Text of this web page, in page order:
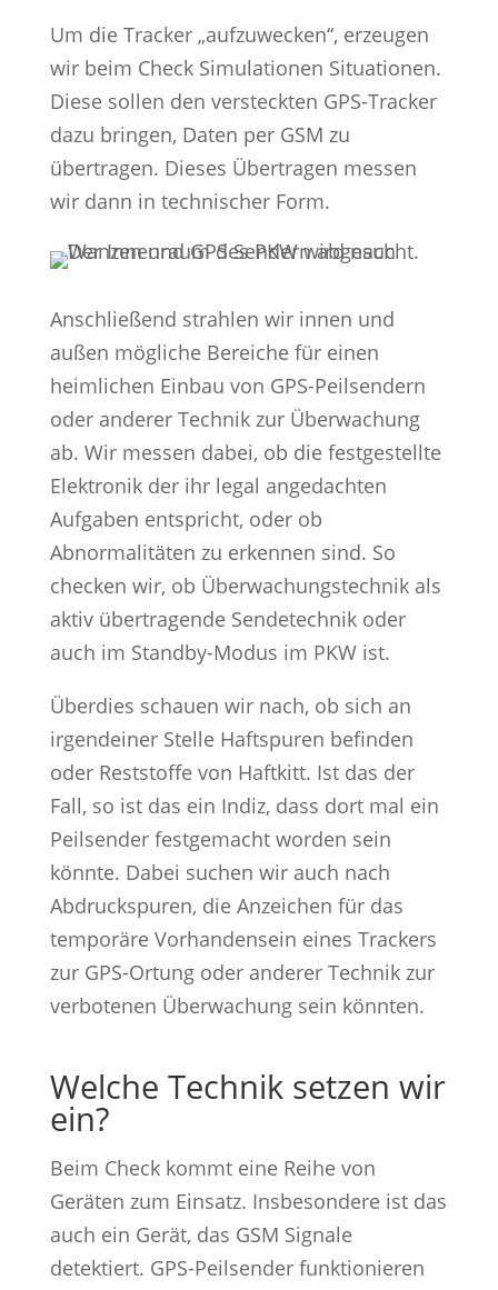
Um die Tracker „aufzuwecken“, erzeugen
wir beim Check Simulationen Situationen.
Diese sollen den versteckten GPS-Tracker
dazu bringen, Daten per GSM zu
übertragen. Dieses Übertragen messen
wir dann in technischer Form.
Anschließend strahlen wir innen und
außen mögliche Bereiche für einen
heimlichen Einbau von GPS-Peilsendern
oder anderer Technik zur Überwachung
ab. Wir messen dabei, ob die festgestellte
Elektronik der ihr legal angedachten
Aufgaben entspricht, oder ob
Abnormalitäten zu erkennen sind. So
checken wir, ob Überwachungstechnik als
aktiv übertragende Sendetechnik oder
auch im Standby-Modus im PKW ist.
Überdies schauen wir nach, ob sich an
irgendeiner Stelle Haftspuren befinden
oder Reststoffe von Haftkitt. Ist das der
Fall, so ist das ein Indiz, dass dort mal ein
Peilsender festgemacht worden sein
könnte. Dabei suchen wir auch nach
Abdruckspuren, die Anzeichen für das
temporäre Vorhandensein eines Trackers
zur GPS-Ortung oder anderer Technik zur
verbotenen Überwachung sein könnten.
Welche Technik setzen wir
ein?
Beim Check kommt eine Reihe von
Geräten zum Einsatz. Insbesondere ist das
auch ein Gerät, das GSM Signale
detektiert. GPS-Peilsender funktionieren